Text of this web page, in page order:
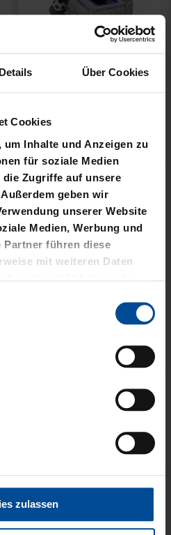
Details Über Cookies
Cookies
Inhalte und Anzeigen zu
für soziale Medien
Zugriffe auf unsere
geben wir
unserer Website
Medien, Werbung und
Partner führen diese
mit weiteren Daten
zulassen
34,95 €
BABY LÄTZCHEN-2ER